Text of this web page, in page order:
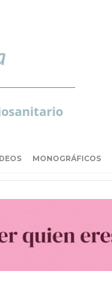
MONOGRÁFICOS